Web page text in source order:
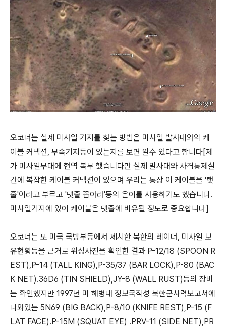
오코너는 실제 미사일 기지를 찾는 방법은 미사일 발사대와의 케
이블 커넥션, 부속기지등이 있는지를 보면 알수 있다고 합니다[제
가 미사일부대에 현역 복무 했습니다만 실제 발사대와 사격통제실
간에 복잡한 케이블 커넥션이 있으며 우리는 통상 이 케이블을 '탯
줄'이라고 부르고 '탯줄 꼽아라'등의 은어를 사용하기도 했습니다.
미사일기지에 있어 케이블은 탯줄에 비유될 정도로 중요합니다]
오코너는 또 미국 국방부등에서 제시한 북한의 레이더, 미사일 보
유현황등을 근거로 위성사진을 확인한 결과 P-12/18 (SPOON R
EST),P-14 (TALL KING),P-35/37 (BAR LOCK),P-80 (BAC
K NET).36D6 (TIN SHIELD),JY-8 (WALL RUST)등의 장비
는 확인했지만 1997년 미 해병대 정보국작성 북한군사력보고서에
나와있는 5N69 (BIG BACK),P-8/10 (KNIFE REST),P-15 (F
LAT FACE).P-15M (SQUAT EYE) .PRV-11 (SIDE NET),PR